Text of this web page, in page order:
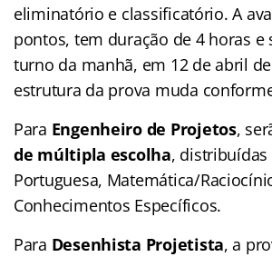
eliminatório e classificatório. A
pontos, tem duração de 4 horas e
turno da manhã, em 12 de abril
estrutura da prova muda
Para Engenheiro de Projetos,
de múltipla escolha, distribuídas
Portuguesa, Matemática/
Conhecimentos Específicos.
Para Desenhista Projetista, a